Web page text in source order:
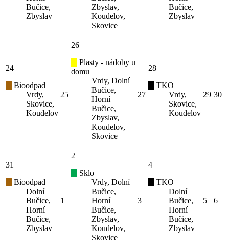
Bučice,
Zbyslav
Zbyslav,
Koudelov,
Skovice
Bučice,
Zbyslav
24
Bioodpad
Vrdy,
Skovice,
Koudelov
25
26
Plasty - nádoby u
domu
Vrdy, Dolní
Bučice,
Horní
Bučice,
Zbyslav,
Koudelov,
Skovice
27
28
TKO
Vrdy,
Skovice,
Koudelov
29 30
31
Bioodpad
Dolní
Bučice,
Horní
Bučice,
Zbyslav
1
2
Sklo
Vrdy, Dolní
Bučice,
Horní
Bučice,
Zbyslav,
Koudelov,
Skovice
3
4
TKO
Dolní
Bučice,
Horní
Bučice,
Zbyslav
5 6